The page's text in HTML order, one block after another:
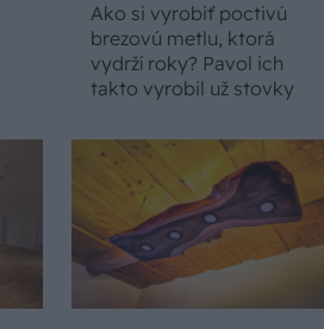
Ako si vyrobiť poctivú
brezovú metlu, ktorá
vydrží roky? Pavol ich
takto vyrobil už stovky